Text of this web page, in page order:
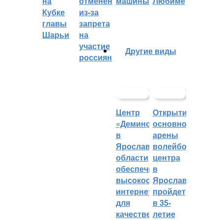
Кубке
главы
Шарьи
из-за
запрета
на
участие
россиян
Другие виды
Центр
«Демино»
в
Ярославской
области
обеспечивают
высокоскоростным
интернетом
для
качественных
Открытие
основной
арены
волейбольного
центра
в
Ярославле
пройдет
в 35-
летие